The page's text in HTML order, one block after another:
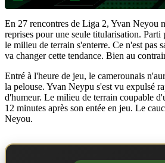
En 27 rencontres de Liga 2, Yvan Neyou
reprises pour une seule titularisation. Parti
le milieu de terrain s'enterre. Ce n'est pas
va changer cette tendance. Bien au
Entré à l'heure de jeu, le camerounais
la pelouse. Yvan Neypu s'est vu expulsé
d'humeur. Le milieu de terrain coupable
12 minutes après son entée en jeu. Le
Neyou.